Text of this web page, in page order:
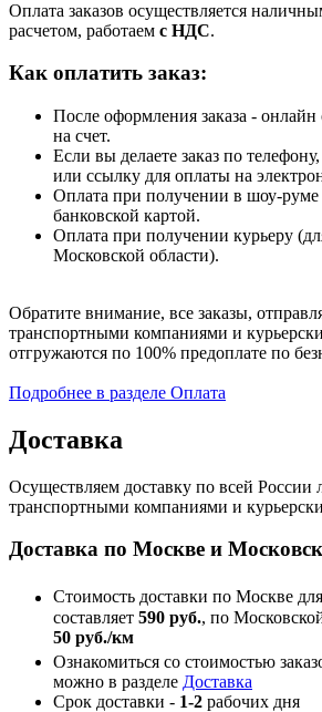
Оплата заказов осуществляется
расчетом, работаем с НДС.
Как оплатить заказ:
После оформления заказа - онлайн
на счет.
Если вы делаете заказ по
или ссылку для оплаты на
Оплата при получении в шоу-
банковской картой.
Оплата при получении курьеру
Московской области).
Обратите внимание, все заказы,
транспортными компаниями и
отгружаются по 100% предоплате по
Подробнее в разделе Оплата
Доставка
Осуществляем доставку по всей
транспортными компаниями и
Доставка по Москве и
Стоимость доставки по Москве для
составляет 590 руб., по
50 руб./км
Ознакомиться со стоимостью
можно в разделе Доставка
Срок доставки - 1-2 рабочих дня